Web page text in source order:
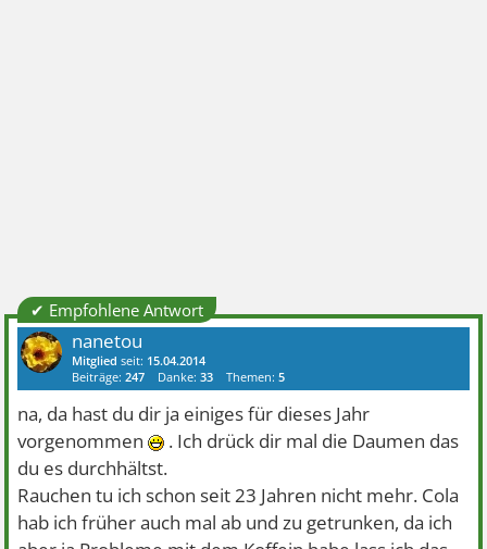
✔ Empfohlene Antwort
nanetou
Mitglied seit: 15.04.2014
Beiträge:247 Danke:33 Themen:5
na, da hast du dir ja einiges für dieses Jahr
vorgenommen
. Ich drück dir mal die Daumen das
du es durchhältst.
Rauchen tu ich schon seit 23 Jahren nicht mehr. Cola
hab ich früher auch mal ab und zu getrunken, da ich